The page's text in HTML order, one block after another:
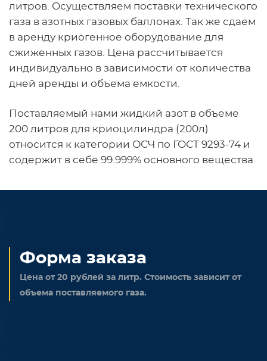
литров. Осуществляем поставки технического
газа в азотных газовых баллонах. Так же сдаем
в аренду криогенное оборудование для
сжиженных газов. Цена рассчитывается
индивидуально в зависимости от количества
дней аренды и объема емкости.
Поставляемый нами жидкий азот в объеме
200 литров для криоцилиндра (200л)
относится к категории ОСЧ по ГОСТ 9293-74 и
содержит в себе 99.999% основного вещества.
Форма заказа
Цена от 20 рублей за литр. Стоимость зависит от
объема поставляемого газа.